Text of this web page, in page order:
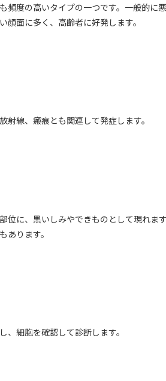
頻度の高いタイプの一つです。一般的に
顔面に多く、高齢者に好発します。
線、瘢痕とも関連して発症します。
位に、黒いしみやできものとして現れます
あります。
、細胞を確認して診断します。